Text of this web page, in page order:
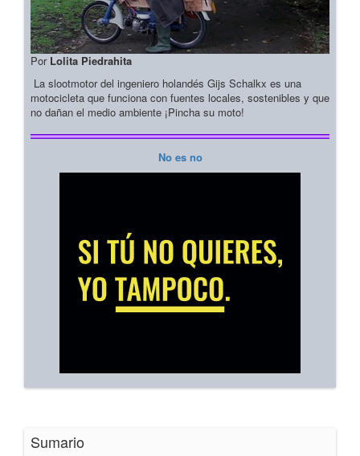
Por Lolita Piedrahita
La slootmotor del ingeniero holandés Gijs Schalkx es una
motocicleta que funciona con fuentes locales, sostenibles y que
no dañan el medio ambiente ¡Pincha su moto!
No es no
Sumario